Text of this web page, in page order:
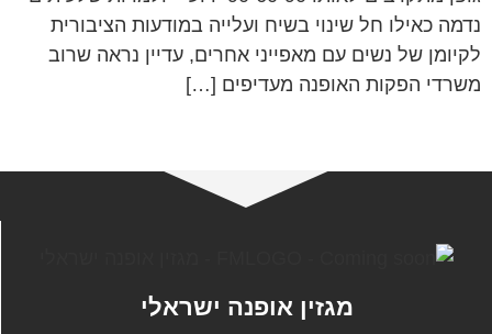
נדמה כאילו חל שינוי בשיח ועלייה במודעות הציבורית
לקיומן של נשים עם מאפייני אחרים, עדיין נראה שרוב
משרדי הפקות האופנה מעדיפים […]
מגזין אופנה ישראלי